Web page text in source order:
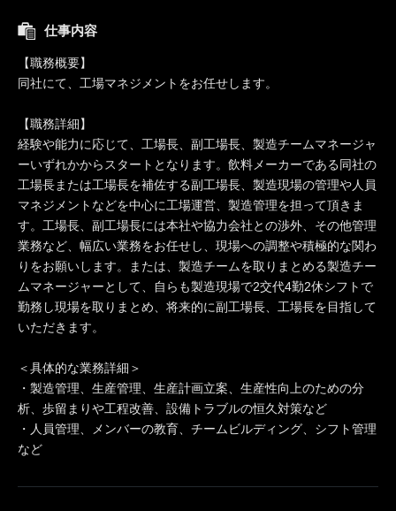
仕事内容
【職務概要】
同社にて、工場マネジメントをお任せします。
【職務詳細】
経験や能力に応じて、工場長、副工場長、製造チームマネージャ
ーいずれかからスタートとなります。飲料メーカーである同社の
工場長または工場長を補佐する副工場長、製造現場の管理や人員
マネジメントなどを中心に工場運営、製造管理を担って頂きま
す。工場長、副工場長には本社や協力会社との渉外、その他管理
業務など、幅広い業務をお任せし、現場への調整や積極的な関わ
りをお願いします。または、製造チームを取りまとめる製造チー
ムマネージャーとして、自らも製造現場で2交代4勤2休シフトで
勤務し現場を取りまとめ、将来的に副工場長、工場長を目指して
いただきます。
＜具体的な業務詳細＞
・製造管理、生産管理、生産計画立案、生産性向上のための分
析、歩留まりや工程改善、設備トラブルの恒久対策など
・人員管理、メンバーの教育、チームビルディング、シフト管理
など